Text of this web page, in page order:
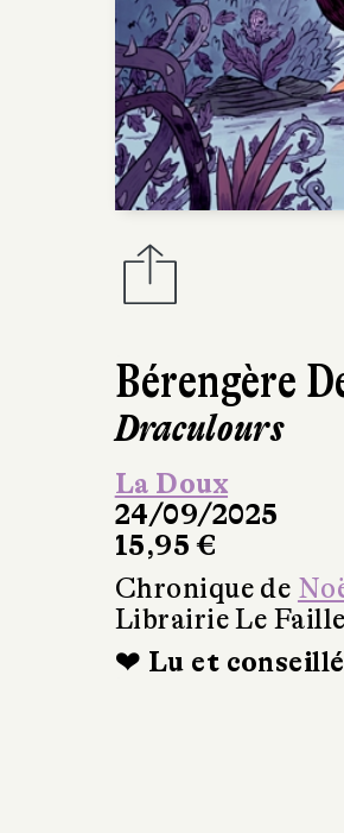
Bérengère
Draculours
La Doux
24/09/2025
15,95 €
Chronique de
Librairie Le
❤ Lu et